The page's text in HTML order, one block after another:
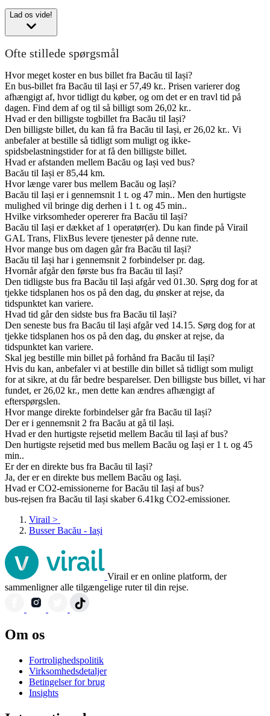
Lad os vide!
Ofte stillede spørgsmål
Hvor meget koster en bus billet fra Bacău til Iași?
En bus-billet fra Bacău til Iași er 57,49 kr.. Prisen varierer dog
afhængigt af, hvor tidligt du køber, og om det er en travl tid på
dagen. Find dem af og til så billigt som 26,02 kr..
Hvad er den billigste togbillet fra Bacău til Iași?
Den billigste billet, du kan få fra Bacău til Iași, er 26,02 kr.. Vi
anbefaler at bestille så tidligt som muligt og ikke-
spidsbelastningstider for at få den billigste billet.
Hvad er afstanden mellem Bacău og Iași ved bus?
Bacău til Iași er 85,44 km.
Hvor længe varer bus mellem Bacău og Iași?
Bacău til Iași er i gennemsnit 1 t. og 47 min.. Men den hurtigste
mulighed vil bringe dig derhen i 1 t. og 45 min..
Hvilke virksomheder opererer fra Bacău til Iași?
Bacău til Iași er dækket af 1 operatør(er). Du kan finde på Virail
GAL Trans, FlixBus levere tjenester på denne rute.
Hvor mange bus om dagen går fra Bacău til Iași?
Bacău til Iași har i gennemsnit 2 forbindelser pr. dag.
Hvornår afgår den første bus fra Bacău til Iași?
Den tidligste bus fra Bacău til Iași afgår ved 01.30. Sørg dog for at
tjekke tidsplanen hos os på den dag, du ønsker at rejse, da
tidspunktet kan variere.
Hvad tid går den sidste bus fra Bacău til Iași?
Den seneste bus fra Bacău til Iași afgår ved 14.15. Sørg dog for at
tjekke tidsplanen hos os på den dag, du ønsker at rejse, da
tidspunktet kan variere.
Skal jeg bestille min billet på forhånd fra Bacău til Iași?
Hvis du kan, anbefaler vi at bestille din billet så tidligt som muligt
for at sikre, at du får bedre besparelser. Den billigste bus billet, vi har
fundet, er 26,02 kr., men dette kan ændres afhængigt af
efterspørgslen.
Hvor mange direkte forbindelser går fra Bacău til Iași?
Der er i gennemsnit 2 fra Bacău at gå til Iași.
Hvad er den hurtigste rejsetid mellem Bacău til Iași af bus?
Den hurtigste rejsetid med bus mellem Bacău og Iași er 1 t. og 45
min..
Er der en direkte bus fra Bacău til Iași?
Ja, der er en direkte bus mellem Bacău og Iași.
Hvad er CO2-emissionerne for Bacău til Iași af bus?
bus-rejsen fra Bacău til Iași skaber 6.41kg CO2-emissioner.
Virail >
Busser Bacău - Iași
Virail er en online platform, der
sammenligner alle tilgængelige ruter til din rejse.
Om os
Fortrolighedspolitik
Virksomhedsdetaljer
Betingelser for brug
Insights